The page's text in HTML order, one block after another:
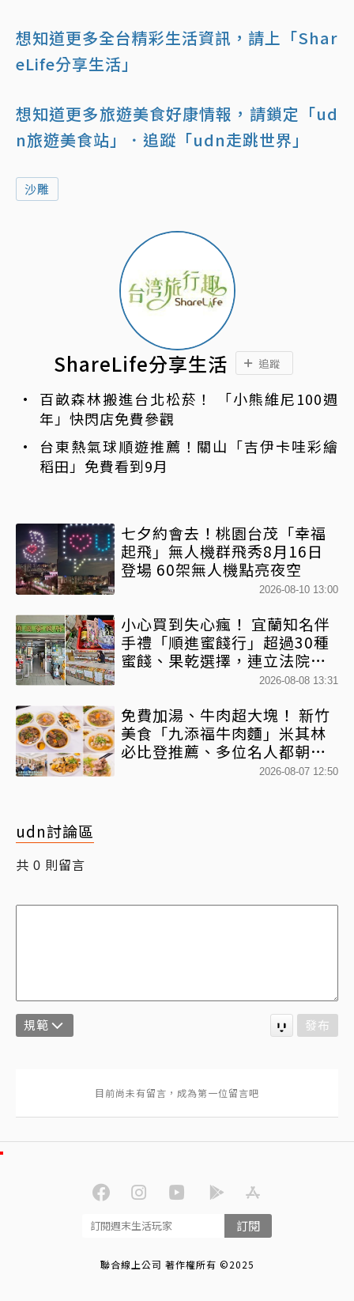
想知道更多全台精彩生活資訊，請上「Shar
eLife分享生活」
想知道更多旅遊美食好康情報，請鎖定「ud
n旅遊美食站」
．追蹤「udn走跳世界」
沙雕
ShareLife分享生活 追蹤
百畝森林搬進台北松菸！ 「小熊維尼100週
年」快閃店免費參觀
台東熱氣球順遊推薦！關山「吉伊卡哇彩繪
稻田」免費看到9月
七夕約會去！桃園台茂「幸福
起飛」無人機群飛秀8月16日
登場 60架無人機點亮夜空
2026-08-10 13:00
小心買到失心瘋！ 宜蘭知名伴
手禮「順進蜜餞行」超過30種
蜜餞、果乾選擇，連立法院都
2026-08-08 13:31
免費加湯、牛肉超大塊！ 新竹
美食「九添福牛肉麵」米其林
必比登推薦、多位名人都朝聖
2026-08-07 12:50
udn討論區
共 0 則留言
規範 發布
訂閱
聯合線上公司 著作權所有 ©2025